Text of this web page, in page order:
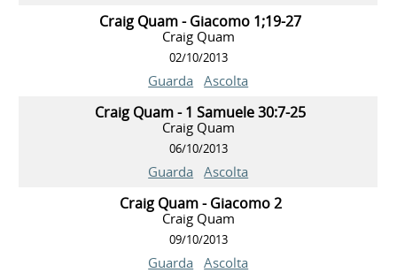
Craig Quam - Giacomo 1;19-27
Craig Quam
02/10/2013
Guarda Ascolta
Craig Quam - 1 Samuele 30:7-25
Craig Quam
06/10/2013
Guarda Ascolta
Craig Quam - Giacomo 2
Craig Quam
09/10/2013
Guarda Ascolta